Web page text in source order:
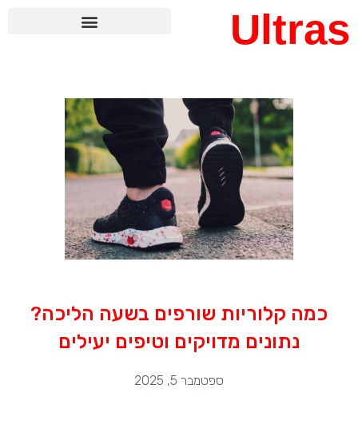
Ultras
כמה קלוריות שורפים בשעה הליכה?
נתונים מדויקים וטיפים יעילים
ספטמבר 5, 2025